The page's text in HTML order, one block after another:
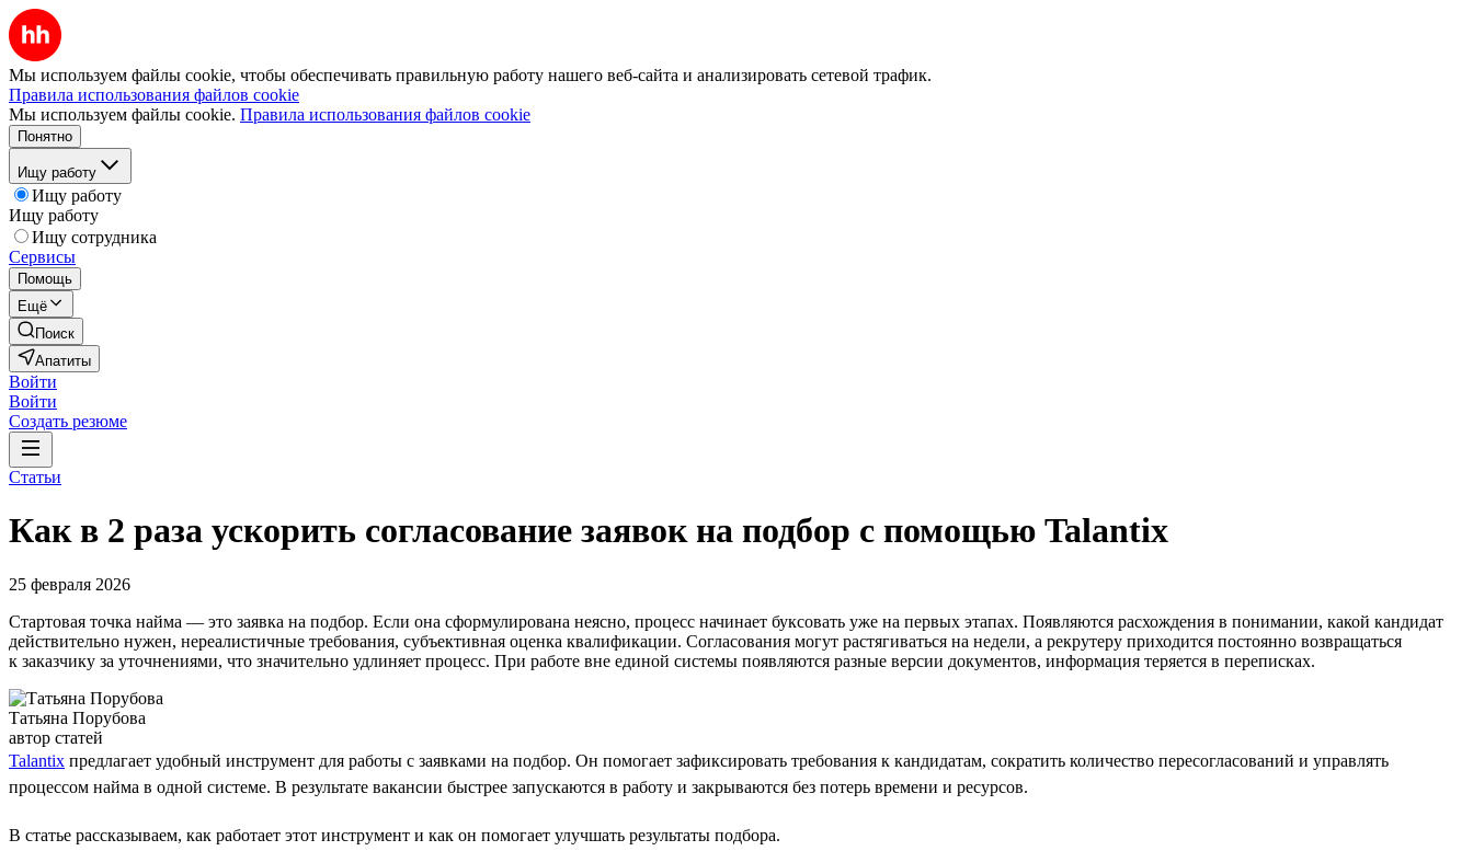
Мы используем файлы cookie, чтобы обеспечивать правильную работу нашего веб-сайта и анализировать сетевой трафик.
Правила использования файлов cookie
Мы используем файлы cookie. Правила использования файлов cookie
Понятно
Ищу работу
Ищу работу
Ищу работу
Ищу сотрудника
Сервисы
Помощь
Ещё
Поиск
Апатиты
Войти
Войти
Создать резюме
Статьи
Как в 2 раза ускорить согласование заявок на подбор с помощью Talantix
25 февраля 2026
Стартовая точка найма — это заявка на подбор. Если она сформулирована неясно, процесс начинает буксовать уже на первых этапах. Появляются расхождения в понимании, какой кандидат
действительно нужен, нереалистичные требования, субъективная оценка квалификации. Согласования могут растягиваться на недели, а рекрутеру приходится постоянно возвращаться
к заказчику за уточнениями, что значительно удлиняет процесс. При работе вне единой системы появляются разные версии документов, информация теряется в переписках.
Татьяна Порубова
автор статей
Talantix предлагает удобный инструмент для работы с заявками на подбор. Он помогает зафиксировать требования к кандидатам, сократить количество пересогласований и управлять
процессом найма в одной системе. В результате вакансии быстрее запускаются в работу и закрываются без потерь времени и ресурсов.
В статье рассказываем, как работает этот инструмент и как он помогает улучшать результаты подбора.